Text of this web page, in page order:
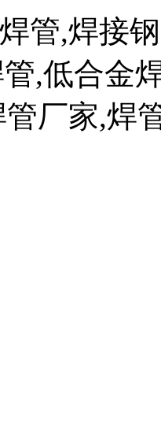
焊管,焊接
,低合金
厂家,焊